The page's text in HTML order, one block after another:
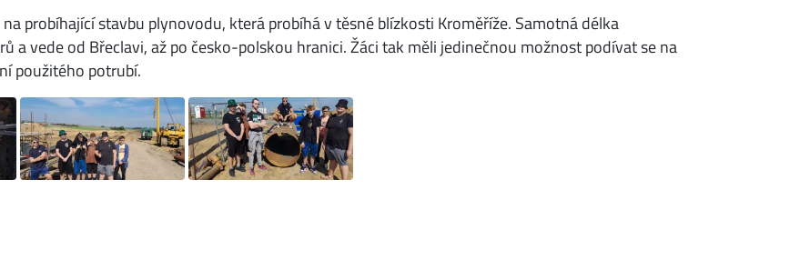
probíhající stavbu plynovodu, která probíhá v těsné blízkosti Kroměříže. Samotná délka
a vede od Břeclavi, až po česko-polskou hranici. Žáci tak měli jedinečnou možnost podívat se na
použitého potrubí.